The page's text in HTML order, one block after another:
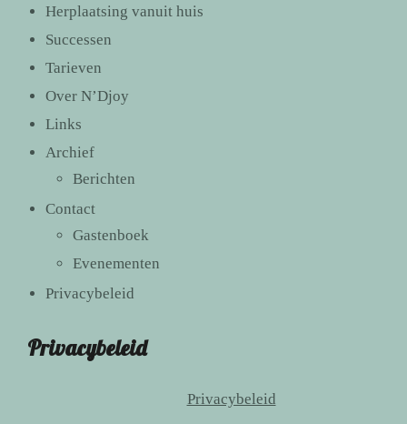
Herplaatsing vanuit huis
Successen
Tarieven
Over N’Djoy
Links
Archief
Berichten
Contact
Gastenboek
Evenementen
Privacybeleid
Privacybeleid
Privacybeleid